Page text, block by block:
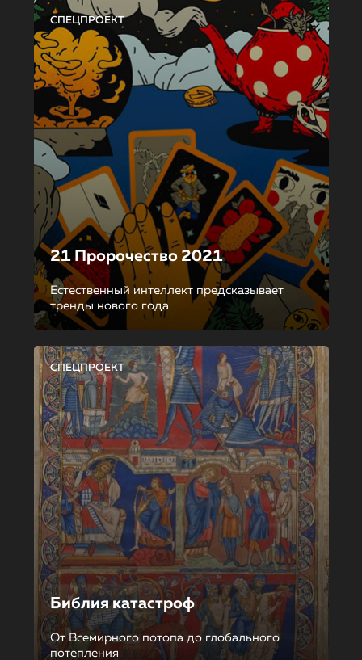
СПЕЦПРОЕКТ
21 Пророчество 2021
Естественный интеллект предсказывает
тренды нового года
СПЕЦПРОЕКТ
Библия катастроф
От Всемирного потопа до глобального
потепления